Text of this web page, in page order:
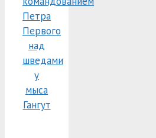
Петра
Первого
над
шведами
у
мыса
Гангут